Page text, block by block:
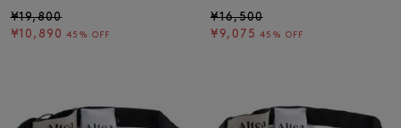
¥19,800
¥10,890 45% OFF
¥16,500
¥9,075 45% OFF